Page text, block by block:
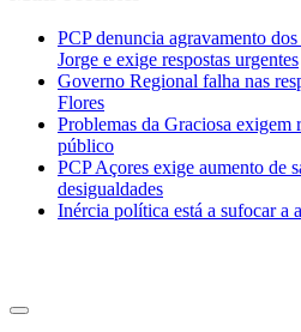
PCP denuncia agravamento
Jorge e exige respostas urgentes
Governo Regional falha nas
Flores
Problemas da Graciosa exigem
público
PCP Açores exige aumento de
desigualdades
Inércia política está a sufocar a